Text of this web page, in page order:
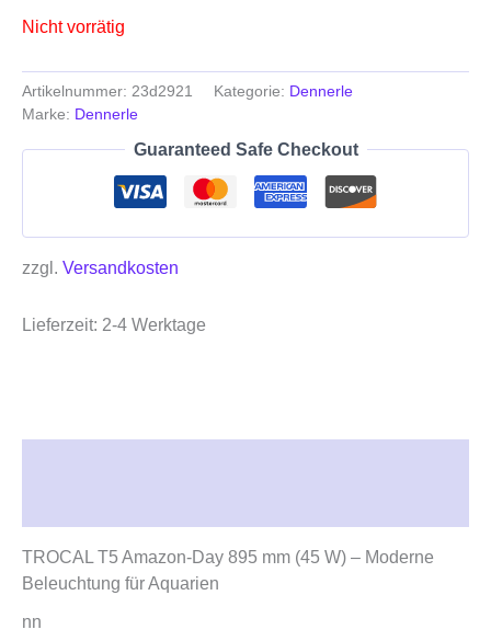
Nicht vorrätig
Artikelnummer: 23d2921 Kategorie: Dennerle
Marke: Dennerle
Guaranteed Safe Checkout
zzgl. Versandkosten
Lieferzeit: 2-4 Werktage
TROCAL T5 Amazon-Day 895 mm (45 W) – Moderne
Beleuchtung für Aquarien
nn